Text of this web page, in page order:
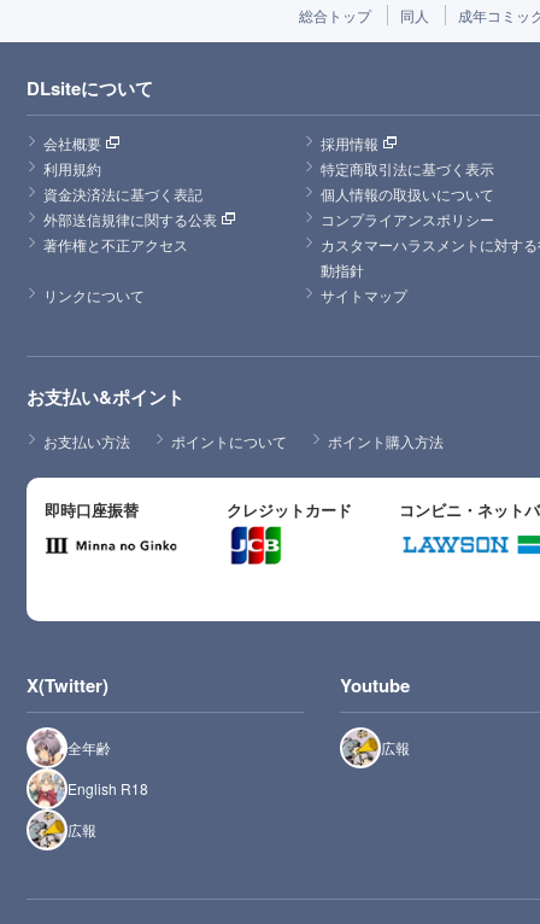
総合トップ 同人 成年コミッ
DLsiteについて
会社概要
採用情報
利用規約
特定商取引法に基づく表示
資金決済法に基づく表記
個人情報の取扱いについて
外部送信規律に関する公表
コンプライアンスポリシー
著作権と不正アクセス
カスタマーハラスメントに対す
動指針
リンクについて
サイトマップ
お支払い&ポイント
お支払い方法 ポイントについて ポイント購入方法
即時口座振替 クレジットカード コンビニ・ネット
X(Twitter)
全年齢
English R18
広報
Youtube
広報